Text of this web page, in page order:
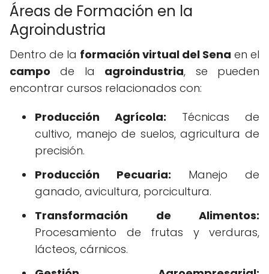
Áreas de Formación en la
Agroindustria
Dentro de la formación virtual del Sena en el
campo de la agroindustria, se pueden
encontrar cursos relacionados con:
Producción Agrícola: Técnicas de
cultivo, manejo de suelos, agricultura de
precisión.
Producción Pecuaria: Manejo de
ganado, avicultura, porcicultura.
Transformación de Alimentos:
Procesamiento de frutas y verduras,
lácteos, cárnicos.